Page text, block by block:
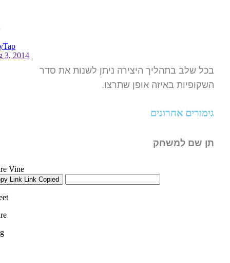
בכל שלב בתהליך היצירה ניתן לשנות את סדר
השקופיות באיזה אופן שתרצו.
גימורים אחרונים
תן שם למשחק